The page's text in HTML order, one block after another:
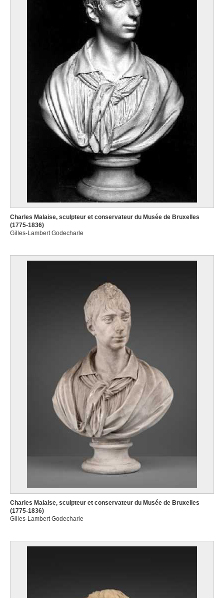
Charles Malaise, sculpteur et conservateur du Musée de Bruxelles
(1775-1836)
Gilles-Lambert Godecharle
Charles Malaise, sculpteur et conservateur du Musée de Bruxelles
(1775-1836)
Gilles-Lambert Godecharle